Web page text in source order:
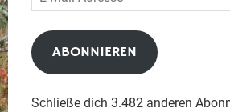
Mail-
Adresse
ABONNIEREN
Schließe dich 3.482 anderen